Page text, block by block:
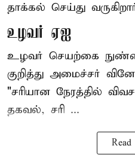
தாக்கல் செய்து
உழவர் ஏஐ
உழவர் செயற்கை
குறித்து அமைச்சர்
"சரியான நேரத்தில்
தகவல், சரி ...